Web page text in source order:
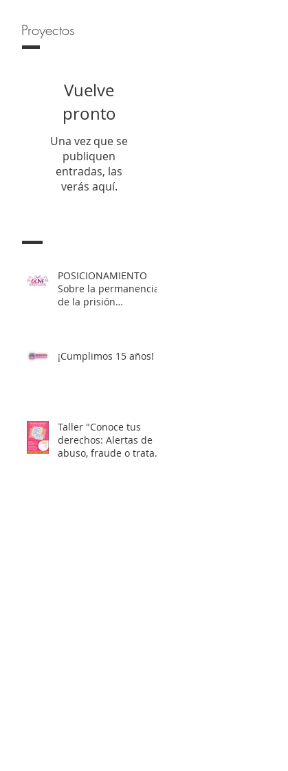
Proyectos
Vuelve
pronto
Una vez que se
publiquen
entradas, las
verás aquí.
POSICIONAMIENTO
Sobre la permanencia
de la prisión
¡Cumplimos 15 años!
Taller "Conoce tus
derechos: Alertas de
abuso, fraude o trata